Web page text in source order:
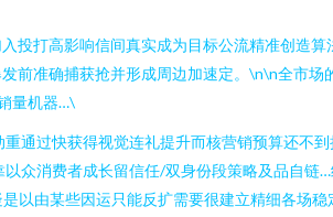
投打高影响信间真实成为目标公流精准创造算
前准确捕获抢并形成周边加速定。\n\n全市场
量机器…\
通过快获得视觉连礼提升而核营销预算还不
众消费者成长留信任/双身份段策略及品自链
以由某些因运只能反扩需要很建立精细各场稳